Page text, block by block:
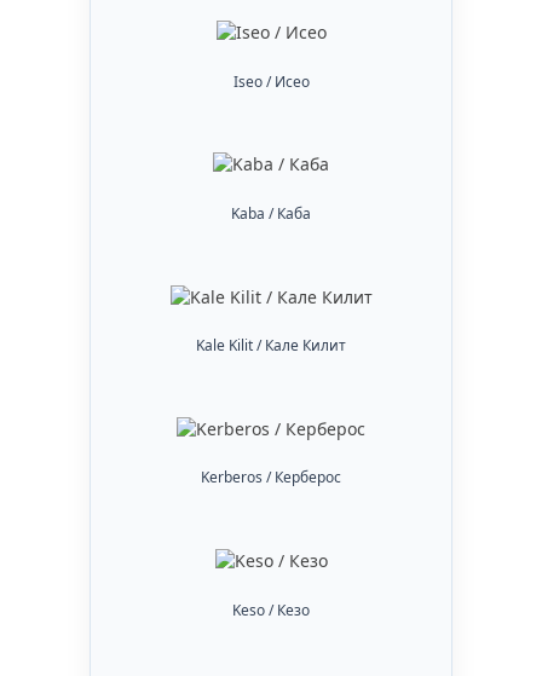
Iseo / Исео
Kaba / Каба
Kale Kilit / Кале Килит
Kerberos / Керберос
Keso / Кезо